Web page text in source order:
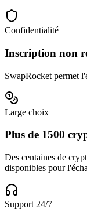
Confidentialité
Inscription non
SwapRocket permet
Large choix
Plus de 1500
Des centaines de
disponibles pour
Support 24/7